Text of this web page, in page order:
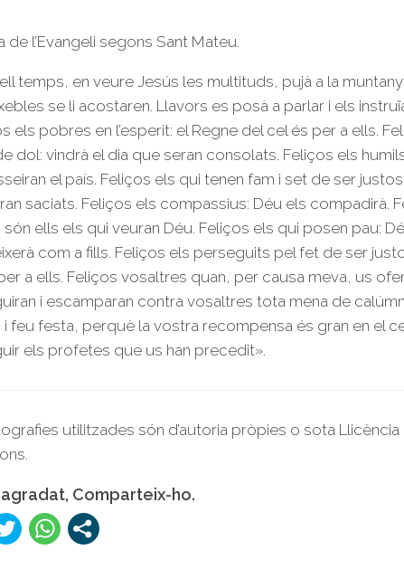
de l’Evangeli segons Sant Mateu.
temps, en veure Jesús les multituds, pujà a la
se li acostaren. Llavors es posà a parlar i els
els pobres en l’esperit: el Regne del cel és per a ells.
dol: vindrà el dia que seran consolats. Feliços els
el país. Feliços els qui tenen fam i set de ser
saciats. Feliços els compassius: Déu els compadirà.
són ells els qui veuran Déu. Feliços els qui posen pau:
com a fills. Feliços els perseguits pel fet de ser
a ells. Feliços vosaltres quan, per causa meva, us
i escamparan contra vosaltres tota mena de
feu festa, perquè la vostra recompensa és gran en el
els profetes que us han precedit».
utilitzades són d’autoria pròpies o sota Llicència
agradat, Comparteix-ho.